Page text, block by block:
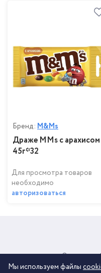
Бренд: M&Ms
Драже MMs с арахисом
45г*32
Для просмотра товаров
необходимо
авторизоваться
О компании
Политика
Мы используем файлы